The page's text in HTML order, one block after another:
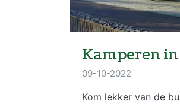
Kamperen
09-10-2022
Kom lekker van de